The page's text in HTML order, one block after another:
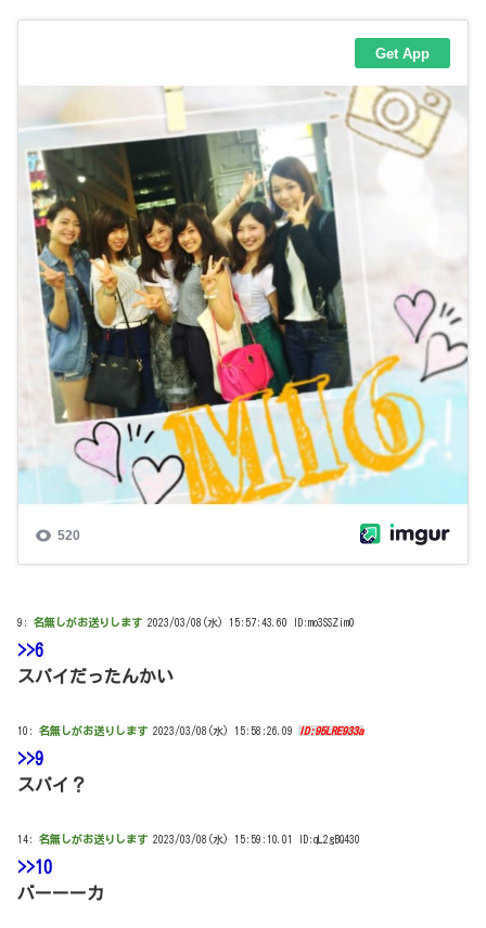
9: 名無しがお送りします 2023/03/08(水) 15:57:43.60 ID:mo3SSZim0
>>6
スパイだったんかい
10: 名無しがお送りします 2023/03/08(水) 15:58:26.09 ID:95LRE933a
>>9
スパイ？
14: 名無しがお送りします 2023/03/08(水) 15:59:10.01 ID:qL2gBQ430
>>10
バーーーカ